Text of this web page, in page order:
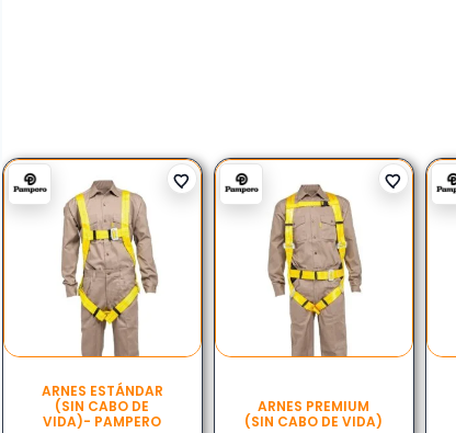
ARNES ESTÁNDAR
(SIN CABO DE
VIDA)- PAMPERO
ARNES PREMIUM
(SIN CABO DE VIDA)